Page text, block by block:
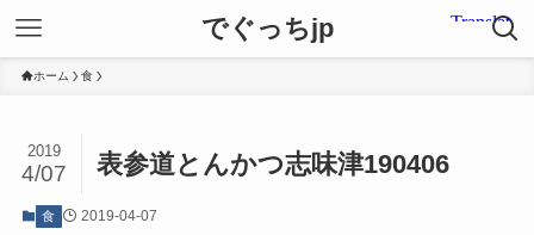
でぐっちjp
ホーム 食
表参道とんかつ志味津190406
2019
4/07
食 2019-04-07